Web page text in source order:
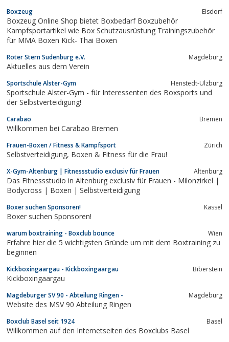
Boxzeug Elsdorf
Boxzeug Online Shop bietet Boxbedarf Boxzubehör
Kampfsportartikel wie Box Schutzausrüstung Trainingszubehör
für MMA Boxen Kick- Thai Boxen
Roter Stern Sudenburg e.V. Magdeburg
Aktuelles aus dem Verein
Sportschule Alster-Gym Henstedt-Ulzburg
Sportschule Alster-Gym - für Interessenten des Boxsports und
der Selbstverteidigung!
Carabao Bremen
Willkommen bei Carabao Bremen
Frauen-Boxen / Fitness & Kampfsport Zürich
Selbstverteidigung, Boxen & Fitness für die Frau!
X-Gym-Altenburg | Fitnessstudio exclusiv für Frauen Altenburg
Das Fitnessstudio in Altenburg exclusiv für Frauen - Milonzirkel |
Bodycross | Boxen | Selbstverteidigung
Boxer suchen Sponsoren! Kassel
Boxer suchen Sponsoren!
warum boxtraining - Boxclub bounce Wien
Erfahre hier die 5 wichtigsten Gründe um mit dem Boxtraining zu
beginnen
Kickboxingaargau - Kickboxingaargau Biberstein
Kickboxingaargau
Magdeburger SV 90 - Abteilung Ringen - Magdeburg
Website des MSV 90 Abteilung Ringen
Boxclub Basel seit 1924 Basel
Willkommen auf den Internetseiten des Boxclubs Basel